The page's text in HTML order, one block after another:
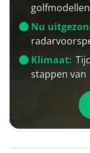
golfmodellen
Nu
Klimaat:
stappen van